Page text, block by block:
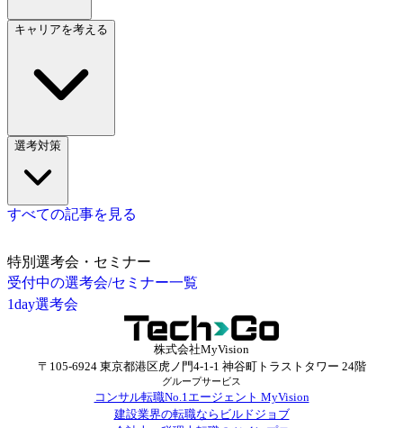
キャリアを考える
選考対策
すべての記事を見る
特別選考会・セミナー
受付中の選考会/セミナー一覧
1day選考会
株式会社MyVision
〒105-6924 東京都港区虎ノ門4-1-1 神谷町トラストタワー 24階
グループサービス
コンサル転職No.1エージェント MyVision
建設業界の転職ならビルドジョブ